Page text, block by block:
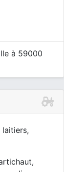
à 59000